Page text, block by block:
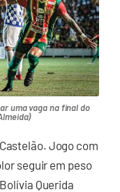
uma vaga na final do
Jogo com
seguir em peso
Querida